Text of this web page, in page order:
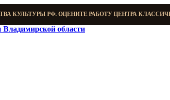
КУЛЬТУРЫ РФ. ОЦЕНИТЕ РАБОТУ ЦЕНТРА
Владимирской области